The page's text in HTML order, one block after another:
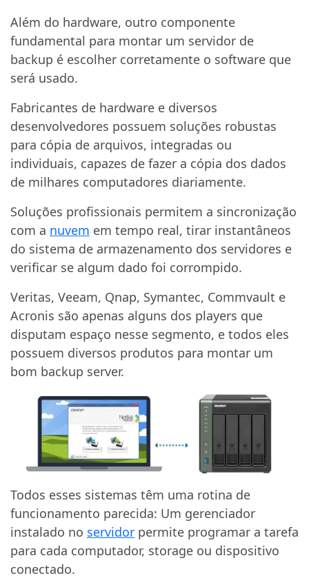
Além do hardware, outro componente
fundamental para montar um servidor de
backup é escolher corretamente o software que
será usado.
Fabricantes de hardware e diversos
desenvolvedores possuem soluções robustas
para cópia de arquivos, integradas ou
individuais, capazes de fazer a cópia dos dados
de milhares computadores diariamente.
Soluções profissionais permitem a sincronização
com a nuvem em tempo real, tirar instantâneos
do sistema de armazenamento dos servidores e
verificar se algum dado foi corrompido.
Veritas, Veeam, Qnap, Symantec, Commvault e
Acronis são apenas alguns dos players que
disputam espaço nesse segmento, e todos eles
possuem diversos produtos para montar um
bom backup server.
Todos esses sistemas têm uma rotina de
funcionamento parecida: Um gerenciador
instalado no servidor permite programar a tarefa
para cada computador, storage ou dispositivo
conectado.